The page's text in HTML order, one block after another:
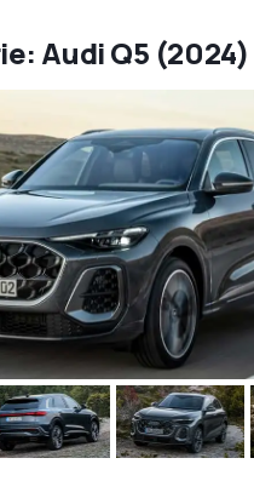
Audi Q5 (2024)